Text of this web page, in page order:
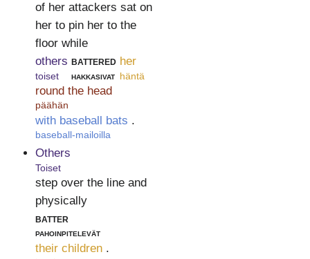
of her attackers sat on
her to pin her to the
floor while
others
toiset
battered
hakkasivat
her
häntä
round the head
päähän
with baseball bats
baseball-mailoilla
.
Others
Toiset
step over the line and
physically
batter
pahoinpitelevät
their children .